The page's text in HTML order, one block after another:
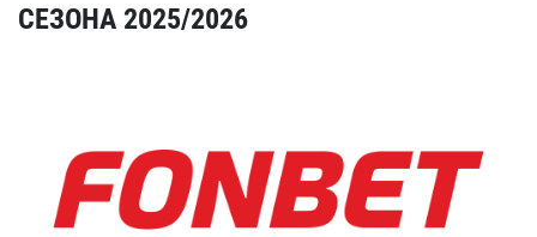
СЕЗОНА 2025/2026